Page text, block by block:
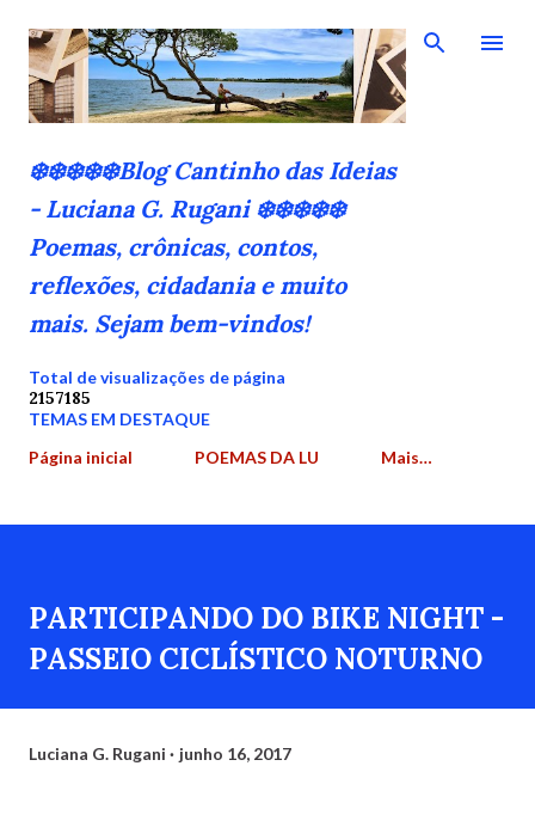
Pular para o conteúdo principal
❄️❄️❄️❄️❄️Blog Cantinho das Ideias
- Luciana G. Rugani ❄️❄️❄️❄️❄️
Poemas, crônicas, contos,
reflexões, cidadania e muito
mais. Sejam bem-vindos!
Total de visualizações de página
2157185
TEMAS EM DESTAQUE
Página inicial
POEMAS DA LU Mais…
PARTICIPANDO DO BIKE NIGHT -
PASSEIO CICLÍSTICO NOTURNO
Luciana G. Rugani junho 16, 2017